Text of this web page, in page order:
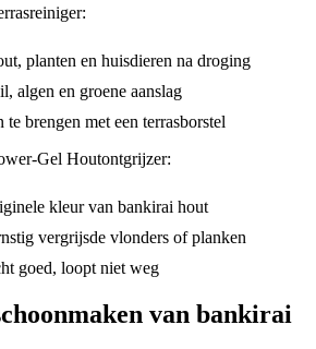
planten en huisdieren na droging
algen en groene aanslag
brengen met een terrasborstel
Gel Houtontgrijzer:
kleur van bankirai hout
vergrijsde vlonders of planken
goed, loopt niet weg
van bankirai